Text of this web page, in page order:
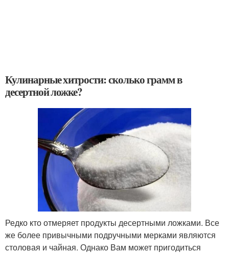
Кулинарные хитрости: сколько грамм в
десертной ложке?
Редко кто отмеряет продукты десертными ложками. Все
же более привычными подручными мерками являются
столовая и чайная. Однако Вам может пригодиться